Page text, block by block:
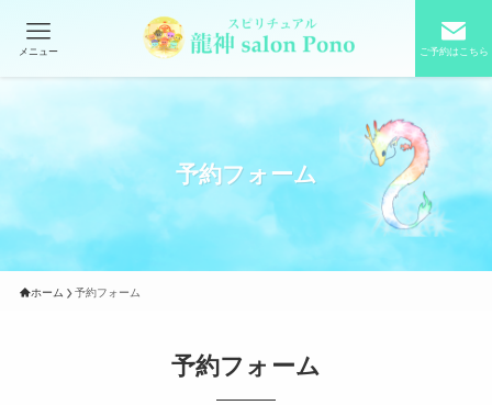
ご予約はこちら
メニュー
予約フォーム
ホーム 予約フォーム
予約フォーム